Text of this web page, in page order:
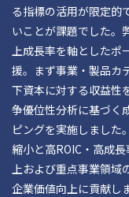
る指標の活用が限定的
いことが課題でした。
上成長率を軸とした
援。まず事業・製品カ
下資本に対する収益性
争優位性分析に基づく
ピングを実施しました
縮小と高ROIC・高成
上および重点事業領
企業価値向上に貢献し